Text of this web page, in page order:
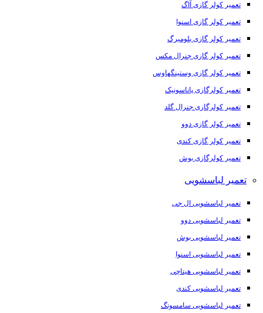
تعمیر کولر گازی آاگ
تعمیر کولر گازی اسنوا
تعمیر کولر گازی بلومبرگ
تعمیر کولر گازی جنرال مکس
تعمیر کولر گازی وستینگهاوس
تعمیر کولرگازی پاناسونیک
تعمیر کولرگازی جنرال گلد
تعمیر کولر گازی دوو
تعمیر کولر گازی کندی
تعمیر کولرگازی بوش
تعمیر لباسشویی
تعمیر لباسشویی ال جی
تعمیر لباسشویی دوو
تعمیر لباسشویی بوش
تعمیر لباسشویی اسنوا
تعمیر لباسشویی هیتاچی
تعمیر لباسشویی کندی
تعمیر لباسشویی سامسونگ